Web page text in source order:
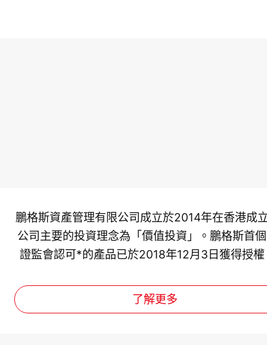
鵬格斯資產管理有限公司成立於2014年在香港成
公司主要的投資理念為「價值投資」。鵬格斯首
證監會認可*的產品已於2018年12月3日獲得授權
了解更多